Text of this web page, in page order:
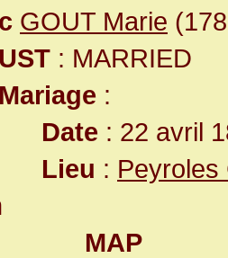
GOUT Marie
UST : MARRIED
Mariage :
Date : 22 avril
Lieu : Peyroles
MAP